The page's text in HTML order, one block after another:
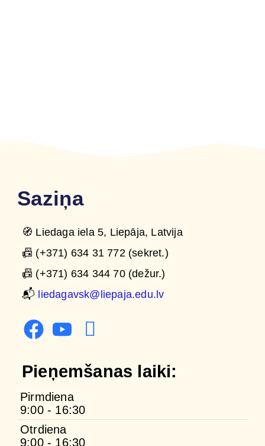
Saziņa
🧭 Liedaga iela 5, Liepāja, Latvija
📠 (+371) 634 31 772 (sekret.)
📠 (+371) 634 344 70 (dežur.)
📬 liedagavsk@liepaja.edu.lv
Pieņemšanas laiki:
Pirmdiena
9:00 - 16:30
Otrdiena
9:00 - 16:30